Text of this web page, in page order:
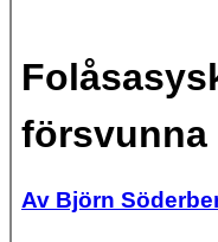
försvunna
Av Björn